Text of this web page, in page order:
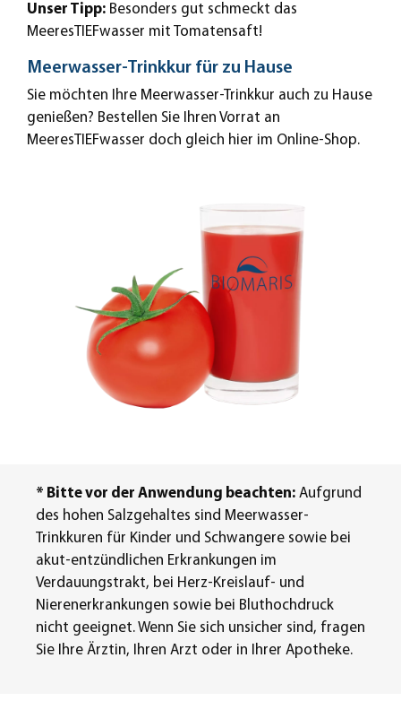
Unser Tipp: Besonders gut schmeckt das
MeeresTIEFwasser mit Tomatensaft!
Meerwasser-Trinkkur für zu Hause
Sie möchten Ihre Meerwasser-Trinkkur auch zu Hause
genießen? Bestellen Sie Ihren Vorrat an
MeeresTIEFwasser doch gleich hier im Online-Shop.
* Bitte vor der Anwendung beachten: Aufgrund
des hohen Salzgehaltes sind Meerwasser-
Trinkkuren für Kinder und Schwangere sowie bei
akut-entzündlichen Erkrankungen im
Verdauungstrakt, bei Herz-Kreislauf- und
Nierenerkrankungen sowie bei Bluthochdruck
nicht geeignet. Wenn Sie sich unsicher sind, fragen
Sie Ihre Ärztin, Ihren Arzt oder in Ihrer Apotheke.